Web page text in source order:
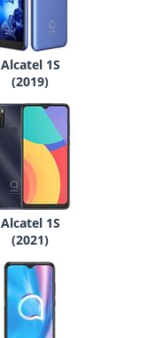
Alcatel 1S
(2019)
Alcatel 1S
(2021)